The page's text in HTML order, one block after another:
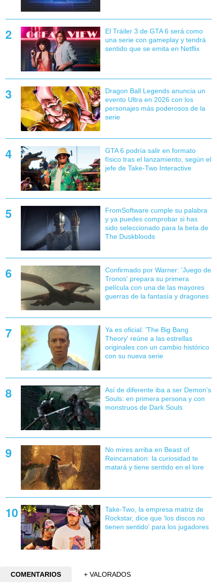
El Tráiler 3 de GTA 6 será como
una serie con gameplay y tendrá
sentido que se emita en Netflix
Dragon Ball Legends anuncia un
evento Ultra en 2026 con los
personajes más poderosos de la
serie
GTA 6 podría salir en formato
físico tras el lanzamiento, según el
jefe de Take-Two Interactive
FromSoftware cumple su palabra
y ya puedes comprobar si has
sido seleccionado para la beta de
The Duskbloods
Confirmado por Warner: 'Juego de
Tronos' prepara su primera
película con una de las mayores
guerras de la fantasía y dragones
Ya es oficial: 'The Big Bang
Theory' reúne a las estrellas
originales con un cambio histórico
con su nueva serie
Así de diferente iba a ser Demon's
Souls: en primera persona y con
monstruos de Dark Souls
No mires arriba en Beast of
Reincarnation: la curiosidad te
matará y tiene sentido en el lore
Take-Two, la empresa matriz de
Rockstar, dice que 'los discos no
tienen sentido' para los jugadores
COMENTARIOS
+ VALORADOS